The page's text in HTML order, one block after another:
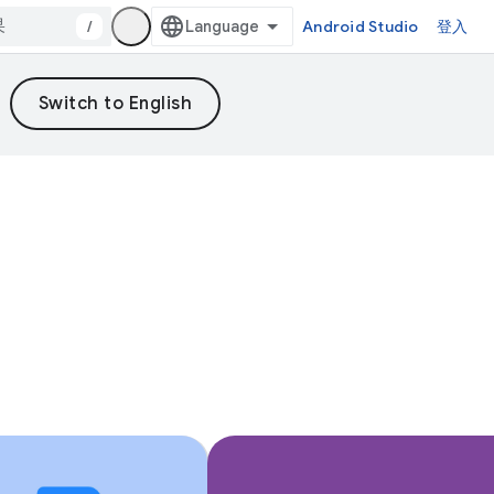
/ Android Studio 登入